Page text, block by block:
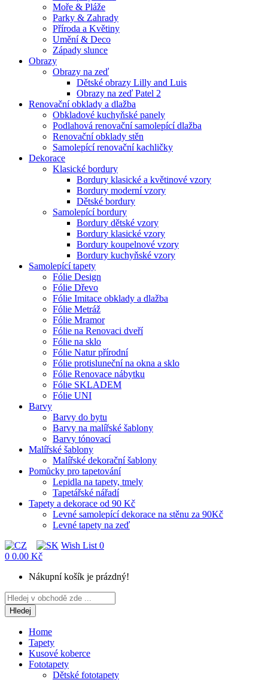
Moře & Pláže
Parky & Zahrady
Příroda a Květiny
Umění & Deco
Západy slunce
Obrazy
Obrazy na zeď
Dětské obrazy Lilly and Luis
Obrazy na zeď Patel 2
Renovační obklady a dlažba
Obkladové kuchyňské panely
Podlahová renovační samolepící dlažba
Renovační obklady stěn
Samolepící renovační kachličky
Dekorace
Klasické bordury
Bordury klasické a květinové vzory
Bordury moderní vzory
Dětské bordury
Samolepící bordury
Bordury dětské vzory
Bordury klasické vzory
Bordury koupelnové vzory
Bordury kuchyňské vzory
Samolepící tapety
Fólie Design
Fólie Dřevo
Fólie Imitace obklady a dlažba
Fólie Metráž
Fólie Mramor
Fólie na Renovaci dveří
Fólie na sklo
Fólie Natur přírodní
Fólie protisluneční na okna a sklo
Fólie Renovace nábytku
Fólie SKLADEM
Fólie UNI
Barvy
Barvy do bytu
Barvy na malířské šablony
Barvy tónovací
Malířské šablony
Malířské dekorační šablony
Pomůcky pro tapetování
Lepidla na tapety, tmely
Tapetářské nářadí
Tapety a dekorace od 90 Kč
Levné samolepící dekorace na stěnu za 90Kč
Levné tapety na zeď
Wish List 0
0 0.00 Kč
Nákupní košík je prázdný!
Hledej
Home
Tapety
Kusové koberce
Fototapety
Dětské fototapety